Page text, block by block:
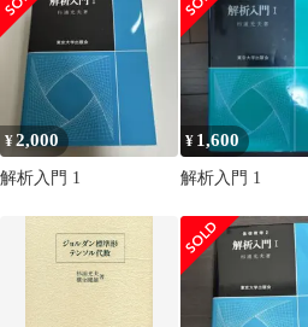
¥2,000
解析入門 1
¥ 1,600
解析入門 1